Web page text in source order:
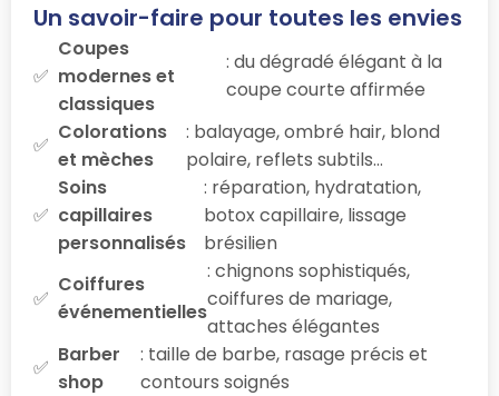
Un savoir-faire pour toutes les envies
Coupes
modernes et
classiques
: du dégradé élégant à la
coupe courte affirmée
Colorations
et mèches
: balayage, ombré hair, blond
polaire, reflets subtils…
Soins
capillaires
personnalisés
: réparation, hydratation,
botox capillaire, lissage
brésilien
Coiffures
événementielles
: chignons sophistiqués,
coiffures de mariage,
attaches élégantes
Barber
shop
: taille de barbe, rasage précis et
contours soignés